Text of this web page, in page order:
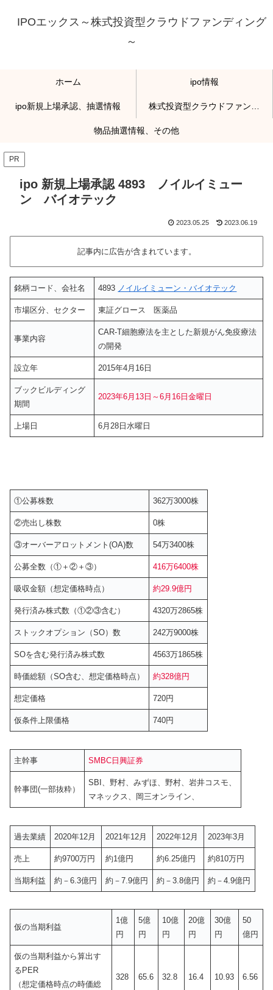
IPOエックス～株式投資型クラウドファンディング
～
ホーム ipo情報
ipo新規上場承認、抽選情報
物品抽選情報、その他
PR
ipo 新規上場承認 4893 ノイルイミュー
ン バイオテック
2023.05.25 2023.06.19
記事内に広告が含まれています。
銘柄コード、会社名 4893 ノイルイミューン・バイオテック
市場区分、セクター 東証グロース 医薬品
事業内容
CAR-T細胞療法を主とした新規がん免疫療法
の開発
設立年 2015年4月16日
ブックビルディング
期間
2023年6月13日～6月16日金曜日
上場日 6月28日水曜日
①公募株数 362万3000株
②売出し株数 0株
③オーバーアロットメント(OA)数 54万3400株
公募全数（①＋②＋③） 416万6400株
吸収金額（想定価格時点） 約29.9億円
発行済み株式数（①②③含む） 4320万2865株
ストックオプション（SO）数 242万9000株
SOを含む発行済み株式数 4563万1865株
時価総額（SO含む、想定価格時点） 約328億円
想定価格 720円
仮条件上限価格 740円
主幹事 SMBC日興証券
幹事団(一部抜粋）
SBI、野村、みずほ、野村、岩井コスモ、
マネックス、岡三オンライン、
過去業績 2020年12月 2021年12月 2022年12月 2023年3月
売上 約9700万円 約1億円 約6.25億円 約810万円
当期利益 約－6.3億円 約－7.9億円 約－3.8億円 約－4.9億円
仮の当期利益
1億
円
5億
円
10億
円
20億
円
30億
円
50
億円
仮の当期利益から算出す
るPER
（想定価格時点の時価総
328 65.6 32.8 16.4 10.93 6.56